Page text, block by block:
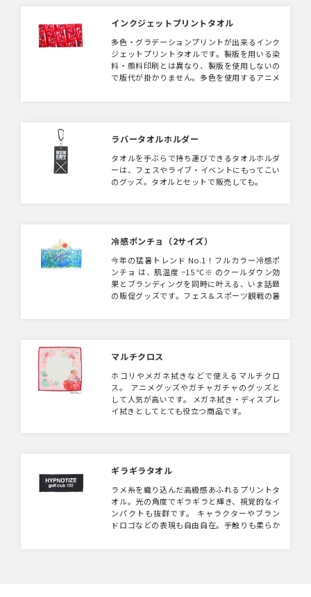
インクジェットプリントタオル
多色・グラデーションプリントが出来るインク
ジェットプリントタオルです。製版を用いる染
料・顔料印刷とは異なり、製版を使用しないの
で版代が掛かりません。多色を使用するアニメ
ラバータオルホルダー
タオルを手ぶらで持ち運びできるタオルホルダ
ーは、フェスやライブ・イベントにもってこい
のグッズ。タオルとセットで販売しても。
冷感ポンチョ（2サイズ）
今年の猛暑トレンド No.1！フルカラー冷感ポ
ンチョ は、肌温度 −15 ℃※ のクールダウン効
果とブランディングを同時に叶える、いま話題
の販促グッズです。フェス＆スポーツ観戦の暑
マルチクロス
ホコリやメガネ拭きなどで使えるマルチクロ
ス。 アニメグッズやガチャガチャのグッズと
して人気が高いです。 メガネ拭き・ディスプレ
イ拭きとしてとても役立つ商品です。
ギラギラタオル
ラメ糸を織り込んだ高級感あふれるプリントタ
オル。光の角度でギラギラと輝き、視覚的なイ
ンパクトも抜群です。 キャラクターやブラン
ドロゴなどの表現も自由自在。手触りも柔らか